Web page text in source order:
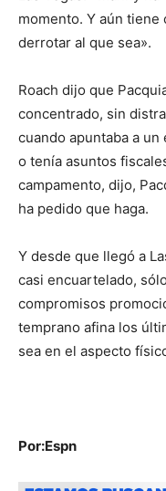
momento. Y aún
derrotar al que sea».
Roach dijo que
concentrado, sin
cuando apuntaba a
o tenía asuntos
campamento, dijo,
ha pedido que haga.
Y desde que llegó a
casi encuartelado,
compromisos
temprano afina los
sea en el aspecto
Por:Espn